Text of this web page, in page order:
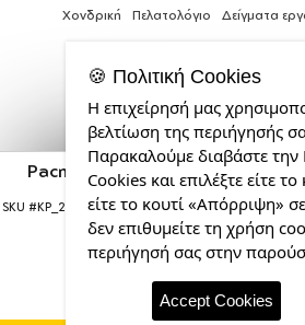
Pacman waka waka waka, Στολίδι
μπάλα δένδρου
SKU #KP_276_xmas-ball-silver Η
Χονδρική Πελατολόγιο Δείγματα
Expert
Web
Services
από
την
CDL.gr
🍪 Πολιτική Cookies
Η επιχείρησή μας
βελτίωση της περιήγησής
Παρακαλούμε διαβάστε την
Cookies και επιλέξτε είτε
είτε το κουτί «Απόρριψη»
δεν επιθυμείτε τη χρήση
περιήγησή σας στην
Accept Cookies